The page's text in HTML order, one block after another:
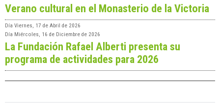
Verano cultural en el Monasterio de la Victoria
Día Viernes, 17 de Abril de 2026
Día Miércoles, 16 de Diciembre de 2026
La Fundación Rafael Alberti presenta su
programa de actividades para 2026